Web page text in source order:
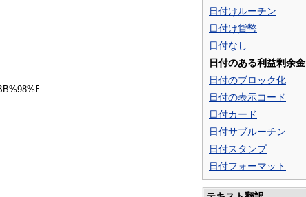
日付けルーチン
日付け貨幣
日付なし
日付のある利益剰余金
日付のブロック化
日付の表示コード
日付カード
日付サブルーチン
日付スタンプ
日付フォーマット